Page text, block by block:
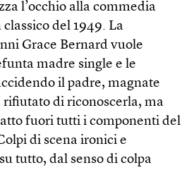
l’occhio alla commedia
classico del 1949. La
Grace Bernard vuole
madre single e le
il padre, magnate
rifiutato di riconoscerla, ma
fuori tutti i componenti del
di scena ironici e
tutto, dal senso di colpa